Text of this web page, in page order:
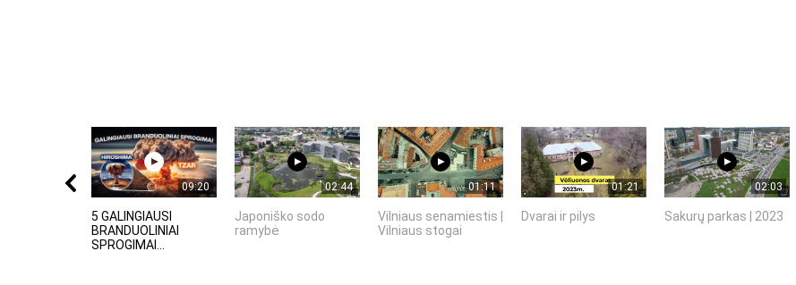
09:20
5 GALINGIAUSI
BRANDUOLINIAI
SPROGIMAI...
02:44
Japoniško sodo
ramybė
01:11
Vilniaus senamiestis |
Vilniaus stogai
01:21
Dvarai ir pilys
02:03
Sakurų parkas | 2023